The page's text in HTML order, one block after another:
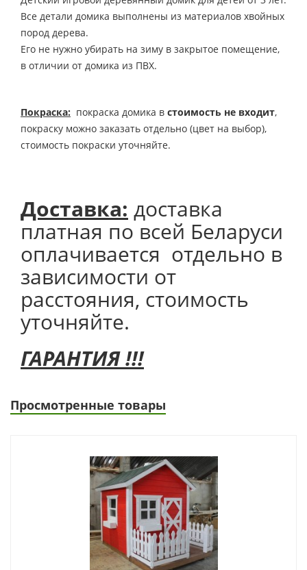
Все детали домика выполнены из материалов хвойных
пород дерева.
Его не нужно убирать на зиму в закрытое помещение,
в отличии от домика из ПВХ.
Покраска: покраска домика в стоимость не входит,
покраску можно заказать отдельно (цвет на выбор),
стоимость покраски уточняйте.
Доставка: доставка
платная по всей Беларуси
оплачивается отдельно в
зависимости от
расстояния, стоимость
уточняйте.
ГАРАНТИЯ !!!
Просмотренные товары